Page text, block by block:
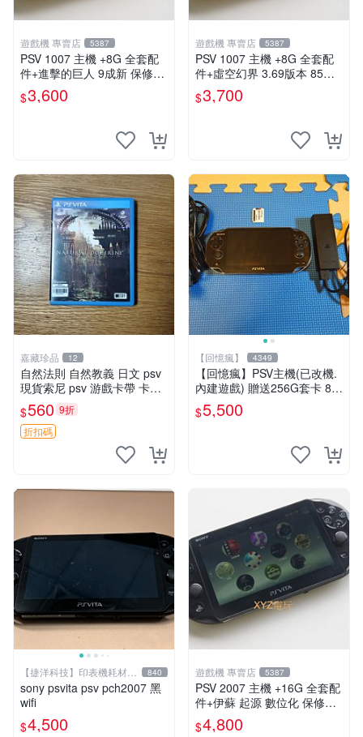
遊戲機 專賣店 5387
PSV 1007 主機 +8G 全套配
件+進擊的巨人 9成新 保修一
年 品質有保障
$3,600
遊戲機 專賣店 5387
PSV 1007 主機 +8G 全套配
件+虛空幻界 3.69版本 85成
新 PS Vita1007 一年保修
$3,700
嘉藏珍品 12
自然法則 自然教義 日文 psv
現貨索尼 psv 游戲卡帶 卡盒
無損 版本外版 功能正常讀卡
關于質量：為避免糾紛，鑒寶
專家，收藏家和較真黨自行繞
$560 9折
折扣碼
【回憶瘋】 4349
【回憶瘋】PSV主機(已改機.
內建遊戲) 贈送256G套卡 8成
新 遊戲機 PSVITA
$5,500
【捷洋科技】印表機耗材專
賣
840
sony psvita psv pch2007 黑
wifi
$4,500
遊戲機 專賣店 5387
PSV 2007 主機 +16G 全套配
件+伊蘇 起源 數位化 保修一
年 品質有保障
$4,800